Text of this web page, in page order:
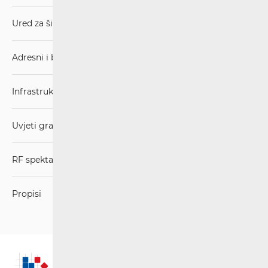
Ured za širokopojasnost (BCO)
Adresni i brojevni prostor
Infrastruktura
Uvjeti gradnje
RF spektar
Propisi